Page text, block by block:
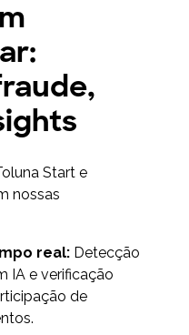
Start e
nossas
real: Detecção
IA e verificação
de